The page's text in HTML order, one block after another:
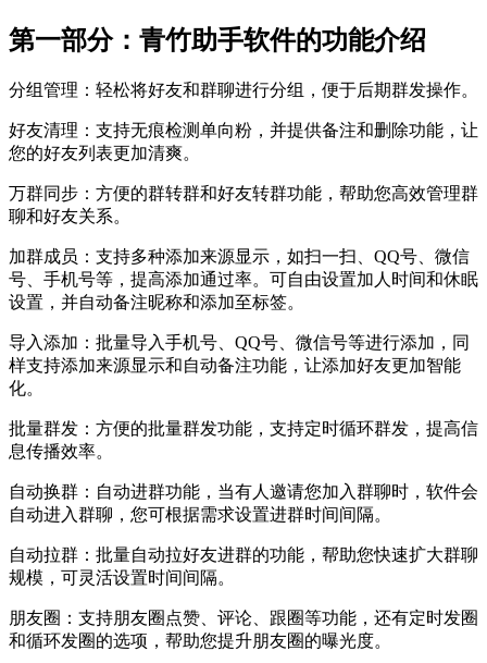
第一部分：青竹助手软件的功能介绍
分组管理：轻松将好友和群聊进行分组，便于后期群发操作。
好友清理：支持无痕检测单向粉，并提供备注和删除功能，让
您的好友列表更加清爽。
万群同步：方便的群转群和好友转群功能，帮助您高效管理群
聊和好友关系。
加群成员：支持多种添加来源显示，如扫一扫、QQ号、微信
号、手机号等，提高添加通过率。可自由设置加人时间和休眠
设置，并自动备注昵称和添加至标签。
导入添加：批量导入手机号、QQ号、微信号等进行添加，同
样支持添加来源显示和自动备注功能，让添加好友更加智能
化。
批量群发：方便的批量群发功能，支持定时循环群发，提高信
息传播效率。
自动换群：自动进群功能，当有人邀请您加入群聊时，软件会
自动进入群聊，您可根据需求设置进群时间间隔。
自动拉群：批量自动拉好友进群的功能，帮助您快速扩大群聊
规模，可灵活设置时间间隔。
朋友圈：支持朋友圈点赞、评论、跟圈等功能，还有定时发圈
和循环发圈的选项，帮助您提升朋友圈的曝光度。